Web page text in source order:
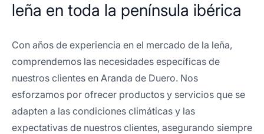
leña en toda la península ibérica
Con años de experiencia en el mercado de la leña,
comprendemos las necesidades específicas de
nuestros clientes en Aranda de Duero. Nos
esforzamos por ofrecer productos y servicios que se
adapten a las condiciones climáticas y las
expectativas de nuestros clientes, asegurando siempre